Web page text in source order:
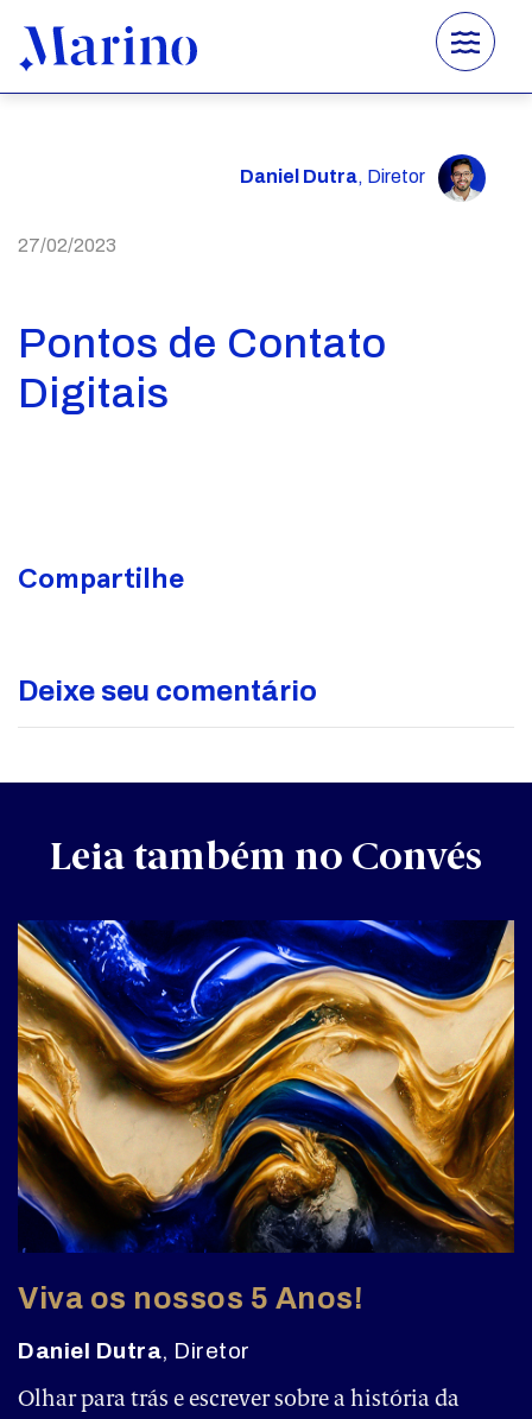
Convés
Contato
Chegar
+55 27
98116-
8136
Daniel Dutra, Diretor
27/02/2023
Pontos de Contato
Digitais
Compartilhe
Deixe seu comentário
Leia também no Convés
Viva os nossos 5 Anos!
Daniel Dutra, Diretor
Olhar para trás e escrever sobre a história da